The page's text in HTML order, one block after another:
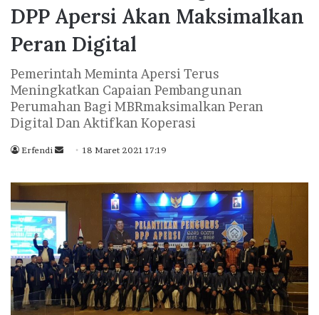
DPP Apersi Akan Maksimalkan
Peran Digital
Pemerintah Meminta Apersi Terus
Meningkatkan Capaian Pembangunan
Perumahan Bagi MBRmaksimalkan Peran
Digital Dan Aktifkan Koperasi
Erfendi
n
d
n
e
m
a
i
18 Maret 2021 17:19